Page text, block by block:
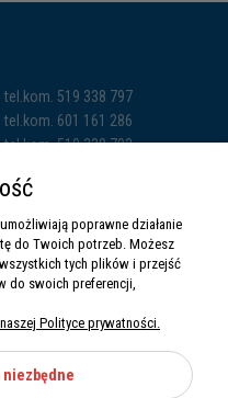
tel.kom. 519 338 797
tel.kom. 601 161 286
tel.kom. 519 338 793
poprawne działanie
do Twoich potrzeb. Możesz
tych plików i przejść
do swoich preferencji,
Polityce prywatności.
niezbędne